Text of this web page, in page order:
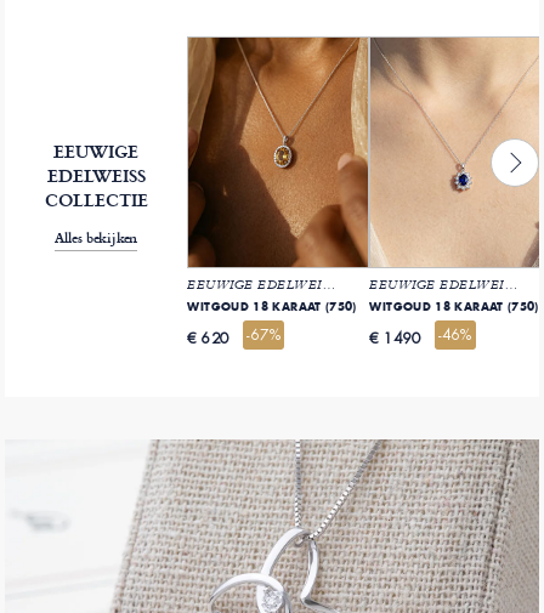
EEUWIGE
EDELWEISS
COLLECTIE
Alles bekijken
EEUWIGE EDELWEISS NR. 7
WITGOUD 18 KARAAT (750)
€ 620 -67%
EEUWIGE EDELWEISS NR. 1
WITGOUD 18 KARAAT (750)
€ 1490 -46%